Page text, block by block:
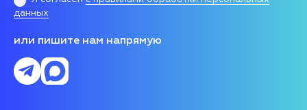
данных
или пишите нам напрямую